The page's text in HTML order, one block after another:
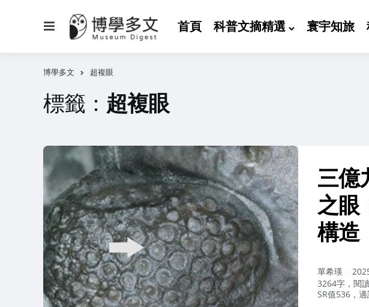
首頁 科普文摘精選 寰宇知旅
博學多文 超複眼
標籤： 超複眼
三億
之眼
構造
作
者：
單希瑛
3264字，閱
SR值536，